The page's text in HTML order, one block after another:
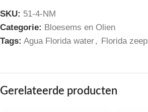
SKU: 51-4-NM
Categorie: Bloesems en Olien
Tags: Agua Florida water, Florida zeep
Gerelateerde producten